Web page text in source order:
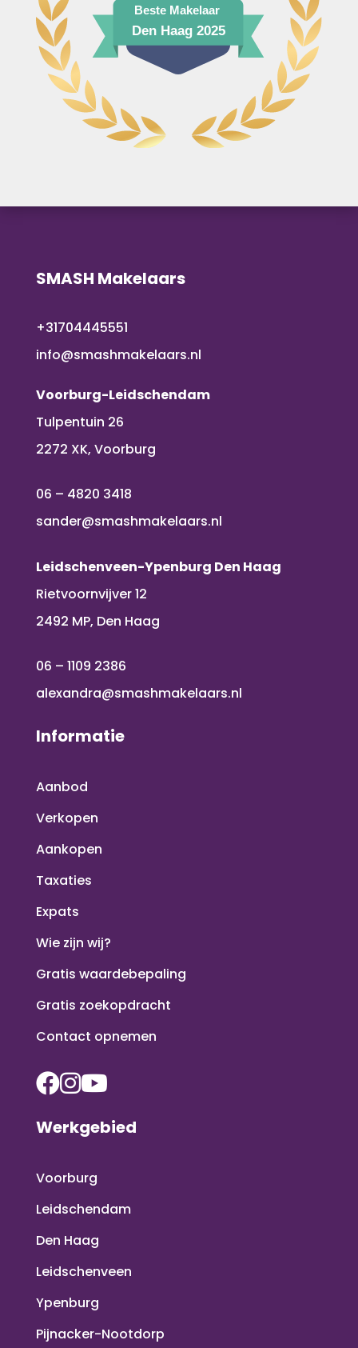
SMASH Makelaars
+31704445551
info@smashmakelaars.nl
Voorburg-Leidschendam
Tulpentuin 26
2272 XK, Voorburg
06 – 4820 3418
sander@smashmakelaars.nl
Leidschenveen-Ypenburg Den Haag
Rietvoornvijver 12
2492 MP, Den Haag
06 – 1109 2386
alexandra@smashmakelaars.nl
Informatie
Aanbod
Verkopen
Aankopen
Taxaties
Expats
Wie zijn wij?
Gratis waardebepaling
Gratis zoekopdracht
Contact opnemen
Werkgebied
Voorburg
Leidschendam
Den Haag
Leidschenveen
Ypenburg
Pijnacker-Nootdorp